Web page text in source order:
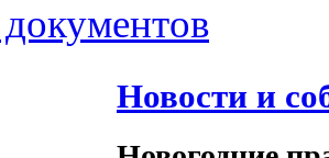
документов
Новости и